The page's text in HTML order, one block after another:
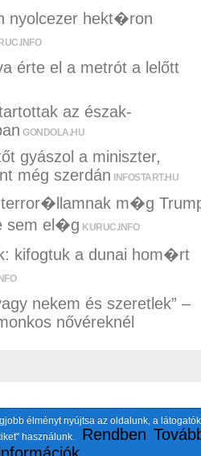
hekt�ron
érte el a metrót a lelőtt
az észak-
GONDOLA.HU
gyászol a miniszter,
még szerdán INFOSTART.HU
m�g
sem el�g KURUC.INFO
kifogtuk a dunai hom�rt
nekem és szeretlek” –
nővéreknél
szemlézünk.
élményt nyújtsa az oldalunk, a látogatók
használunk.
Rendben